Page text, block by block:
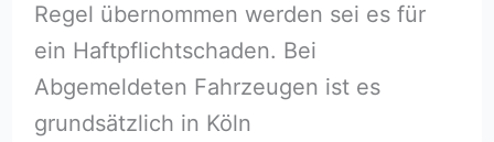
Regel übernommen werden sei es für
ein Haftpflichtschaden. Bei
Abgemeldeten Fahrzeugen ist es
grundsätzlich in Köln